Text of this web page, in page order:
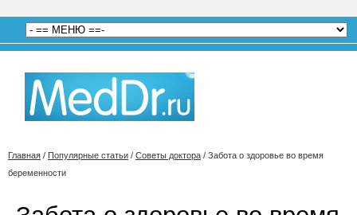
Главная / Популярные статьи / Советы доктора / Забота о здоровье во время
беременности